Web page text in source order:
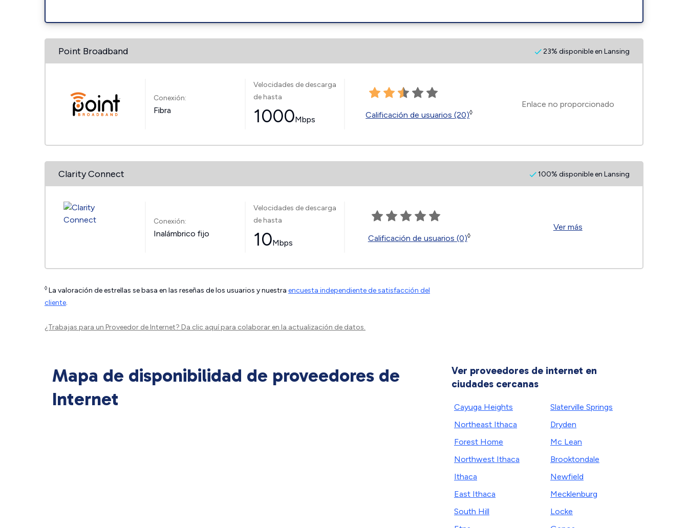
Point Broadband 23% disponible en Lansing
Conexión:
Fibra
Velocidades de descarga
de hasta
1000Mbps Calificación de usuarios (20)◊
Enlace no proporcionado
Clarity Connect 100% disponible en Lansing
Conexión:
Inalámbrico fijo
Velocidades de descarga
de hasta
10Mbps Calificación de usuarios (0)◊
Ver más
◊ La valoración de estrellas se basa en las reseñas de los usuarios y nuestra encuesta independiente de satisfacción del
cliente.
¿Trabajas para un Proveedor de Internet? Da clic aquípara colaborar en la actualización de datos.
Mapa de disponibilidad de proveedores de
Internet
Ver proveedores de internet en
ciudades cercanas
Cayuga Heights
Northeast Ithaca
Forest Home
Northwest Ithaca
Ithaca
East Ithaca
South Hill
Slaterville Springs
Dryden
Mc Lean
Brooktondale
Newfield
Mecklenburg
Locke